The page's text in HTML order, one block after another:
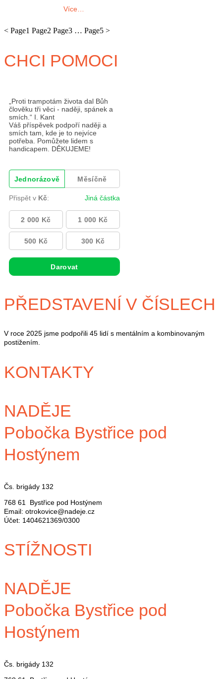
Více…
< Page1 Page2 Page3 … Page5 >
CHCI POMOCI
PŘEDSTAVENÍ V ČÍSLECH
V roce 2025 jsme podpořili 45 lidí s mentálním a kombinovaným
postižením.
KONTAKTY
NADĚJE
Pobočka Bystřice pod
Hostýnem
Čs. brigády 132
768 61 Bystřice pod Hostýnem
Email: otrokovice@nadeje.cz
Účet: 1404621369/0300
STÍŽNOSTI
NADĚJE
Pobočka Bystřice pod
Hostýnem
Čs. brigády 132